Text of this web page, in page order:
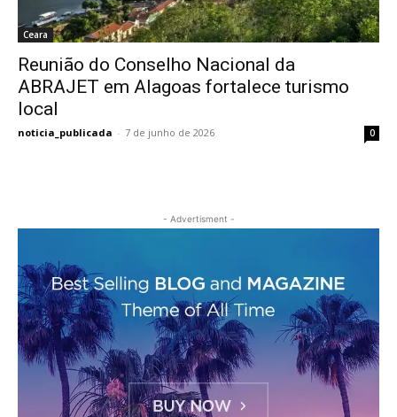
Ceara
Reunião do Conselho Nacional da
ABRAJET em Alagoas fortalece turismo
local
noticia_publicada - 7 de junho de 2026 0
- Advertisment -